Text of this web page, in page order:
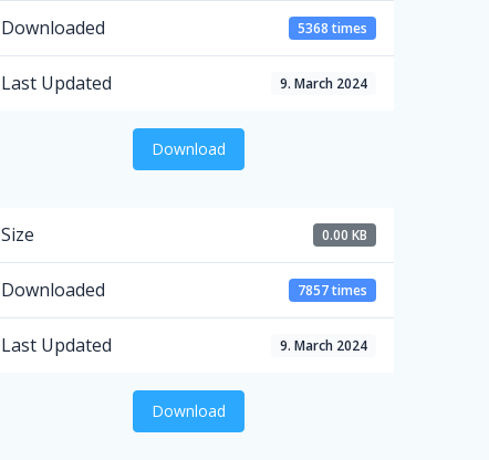
Downloaded 5368 times
Last Updated 9. March 2024
Download
Size 0.00 KB
Downloaded 7857 times
Last Updated 9. March 2024
Download